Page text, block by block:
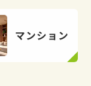
マンション